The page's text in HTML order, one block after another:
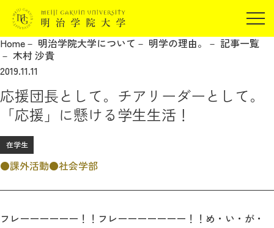
在学生の方
保証人の方
企業・研究者の方
卒業生の方
Home 明治学院大学について 明学の理由。
記事一覧
木村 沙貴
2019.11.11
応援団長として。チアリーダーとして。
「応援」に懸ける学生生活！
在学生
課外活動 社会学部
フレーーーーーー！！フレーーーーーーー！！め・い・が・